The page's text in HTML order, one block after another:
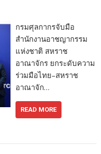
กรมศุลกากรจับมือ
สำนักงานอาชญากรรม
แห่งชาติ สหราช
อาณาจักร ยกระดับความ
ร่วมมือไทย–สหราช
อาณาจัก…
READ MORE